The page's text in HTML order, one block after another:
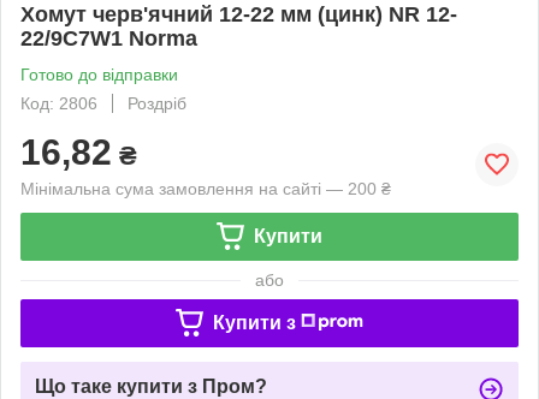
Хомут черв'ячний 12-22 мм (цинк) NR 12-
22/9C7W1 Norma
Готово до відправки
Код: 2806
Роздріб
16,82 ₴
Мінімальна сума замовлення на сайті — 200 ₴
Купити
або
Купити з
Що таке купити з Пром?